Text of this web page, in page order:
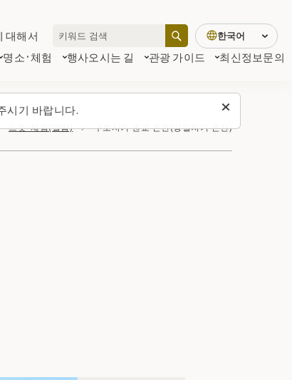
시기 바랍니다.
명소·체험 행사오시는 길 관광 가이드 최신정보문의
대해서 한국어
스폿・체험(일람) 구로사키 센쿄 온천(당일치기 온천)